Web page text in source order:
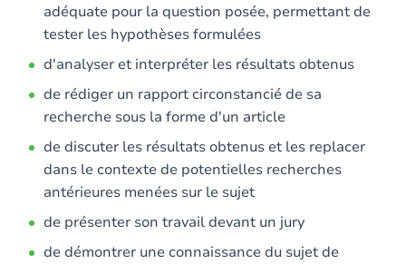
adéquate pour la question posée, permettant de
tester les hypothèses formulées
d'analyser et interpréter les résultats obtenus
de rédiger un rapport circonstancié de sa
recherche sous la forme d'un article
de discuter les résultats obtenus et les replacer
dans le contexte de potentielles recherches
antérieures menées sur le sujet
de présenter son travail devant un jury
de démontrer une connaissance du sujet de